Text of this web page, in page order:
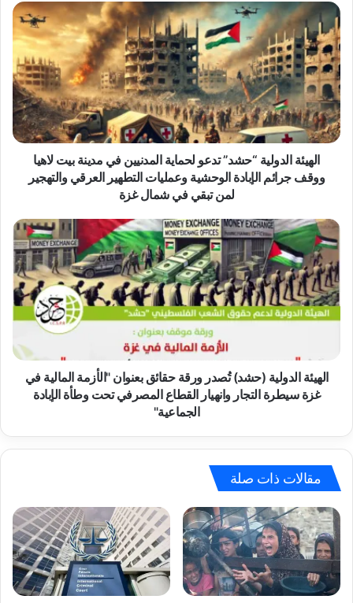
الهيئة
الدولية
“حشد”
تدعو
لحماية
المدنيين
في
مدينة
بيت
ووقف
الوحشية
وعمليات
التطهير
العرقي
والتهجير
لمن
تبقي
غزة
الهيئة الدولية “حشد” تدعو لحماية المدنيين في مدينة بيت لاهيا
ووقف جرائم الإبادة الوحشية وعمليات التطهير العرقي والتهجير
لمن تبقي في شمال غزة
الهيئة
الدولية
(حشد)
تُصدر
ورقة
حقائق
بعنوان
المالية
في
وانهيار
المصرفي
تحت
وطأة
الإبادة
الجماعية"
الهيئة الدولية (حشد) تُصدر ورقة حقائق بعنوان "الأزمة المالية في
غزة سيطرة التجار وانهيار القطاع المصرفي تحت وطأة الإبادة
الجماعية"
مقالات ذات صلة